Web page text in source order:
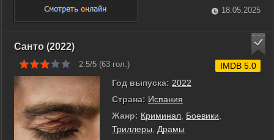
18.05.2025
Санто (2022)
2.5/5 (63 гол.)
Год выпуска: 2022
Страна: Испания
Жанр: Криминал, Боевики,
Триллеры, Драмы
IMDB 5.0